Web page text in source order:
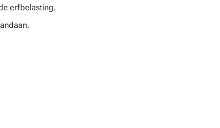
erfbelasting.